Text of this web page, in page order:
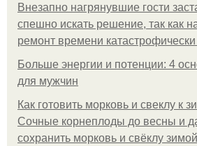
Внезапно нагрянувшие гости
спешно искать решение, так как
ремонт времени
Больше энергии и потенции: 4
для мужчин
Как готовить морковь и свеклу к
Сочные корнеплоды до весны и
сохранить морковь и свёклу